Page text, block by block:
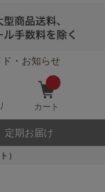
ド・お知らせ
カート
定期お届け
）